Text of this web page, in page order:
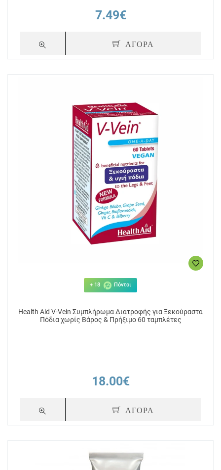
7.49€
ΑΓΟΡΑ
+ 18 Πόντοι
Health Aid V-Vein Συμπλήρωμα Διατροφής για Ξεκούραστα
Πόδια χωρίς Βάρος & Πρήξιμο 60 ταμπλέτες
18.00€
ΑΓΟΡΑ